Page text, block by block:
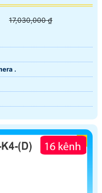
17,030,000 ₫
.